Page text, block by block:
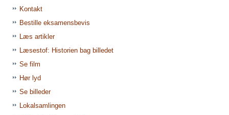
Kontakt
Bestille eksamensbevis
Læs artikler
Læsestof: Historien bag billedet
Se film
Hør lyd
Se billeder
Lokalsamlingen